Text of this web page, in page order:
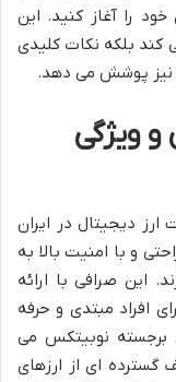
را آغاز کنید. این
کند بلکه نکات کلیدی
نیز پوشش می دهد.
و ویژگی
دیجیتال در ایران
و با امنیت بالا به
این صرافی با ارائه
افراد مبتدی و حرفه
برجسته نوبیتکس می
گسترده ای از ارزهای